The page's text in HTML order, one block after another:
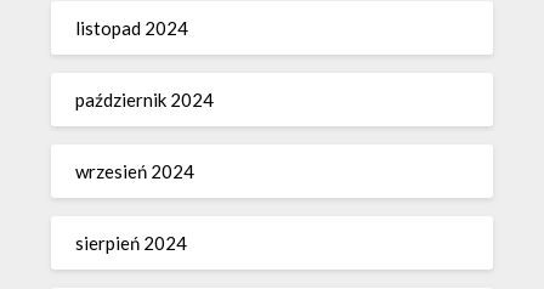
listopad 2024
październik 2024
wrzesień 2024
sierpień 2024